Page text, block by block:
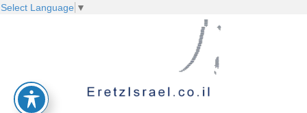
Select Language ▼